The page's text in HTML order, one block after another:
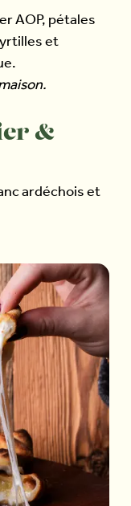
AOP, pétales
et
&
ardéchois et